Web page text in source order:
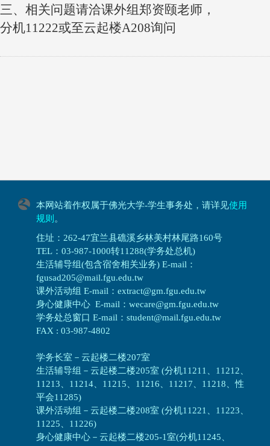
三、相关问题请洽课外组郑资颐老师，
分机11222或至云起楼A208询问
本网站着作权属于佛光大学-学生事务处，请详见使用
规则 。
住址：262-47宜兰县礁溪乡林美村林尾路160号
TEL：03-987-1000转11288(学务处总机)
生活辅导组(包含宿舍相关业务) E-mail：
fgusad205@mail.fgu.edu.tw
课外活动组 E-mail：extract@gm.fgu.edu.tw
身心健康中心 E-mail：wecare@gm.fgu.edu.tw
学务处总窗口 E-mail：student@mail.fgu.edu.tw
FAX : 03-987-4802
学务长室－云起楼二楼207室
生活辅导组 － 云起楼二楼205室 (分机11211、11212、
11213、11214、11215、11216、11217、11218、性
平会11285)
课外活动组 － 云起楼二楼208室 (分机11221、11223、
11225、11226)
身心健康中心 － 云起楼二楼205-1室(分机11245、